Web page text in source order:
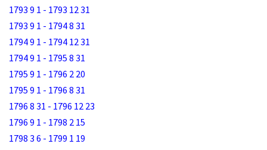
1793 9 1 - 1793 12 31
1793 9 1 - 1794 8 31
1794 9 1 - 1794 12 31
1794 9 1 - 1795 8 31
1795 9 1 - 1796 2 20
1795 9 1 - 1796 8 31
1796 8 31 - 1796 12 23
1796 9 1 - 1798 2 15
1798 3 6 - 1799 1 19